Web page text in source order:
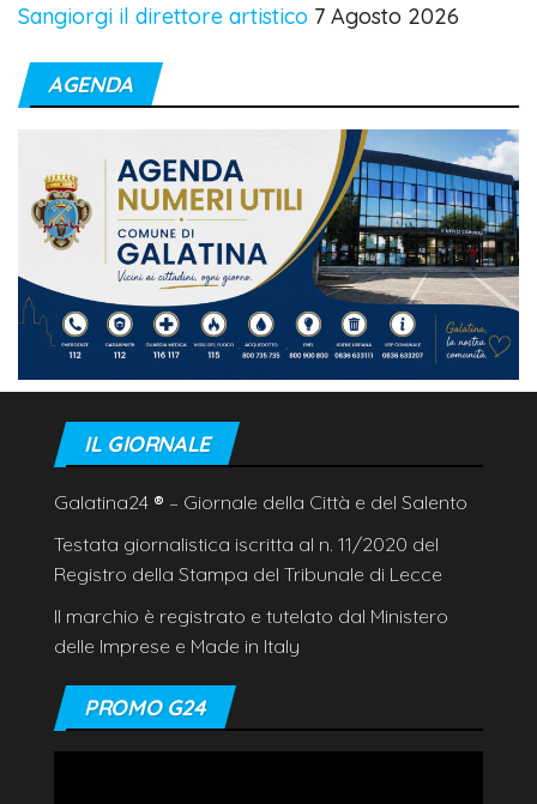
Sangiorgi il direttore artistico 7 Agosto 2026
AGENDA
IL GIORNALE
Galatina24 ® – Giornale della Città e del Salento
Testata giornalistica iscritta al n. 11/2020 del
Registro della Stampa del Tribunale di Lecce
Il marchio è registrato e tutelato dal Ministero
delle Imprese e Made in Italy
PROMO G24